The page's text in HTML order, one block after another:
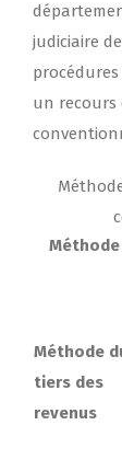
judiciaire
un recours
Méthode
Méthode
tiers des
revenus